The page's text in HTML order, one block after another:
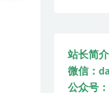
站长简介
微信：
公众号